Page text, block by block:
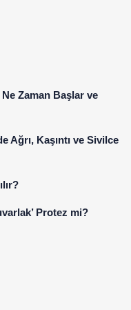
Zaman Başlar ve
Ağrı, Kaşıntı ve Sivilce
Protez mi?